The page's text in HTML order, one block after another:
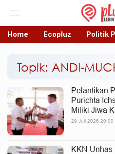
Home Ecopluz Politik
Topik: ANDI-
Pelantikan
Purichta
Miliki Jiwa
29 Juli 2026 20:00
KKN Unhas